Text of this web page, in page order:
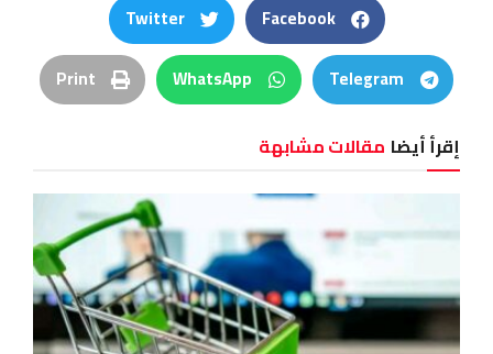
Facebook
Twitter
Telegram
WhatsApp
Print
إقرأ أيضا مقالات مشابهة